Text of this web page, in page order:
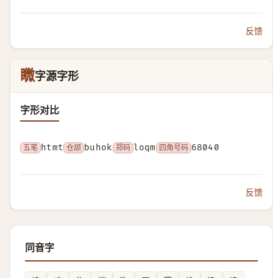
反馈
矀字源字形
字形对比
五笔 htmt 仓颉 buhok 郑码 loqm 四角号码 68040
反馈
同音字